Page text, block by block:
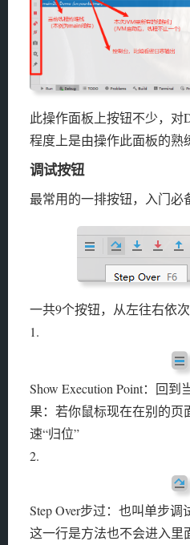
此操作面板上按钮不少，对
程度上是由操作此面板的熟
调试按钮
最常用的一排按钮，入门必
一共9个按钮，从左往右依次
1.
Show Execution Point：回
果：若你鼠标现在在别的页
速“归位”
2.
Step Over步过：也叫单步
这一行是方法也不会进入里